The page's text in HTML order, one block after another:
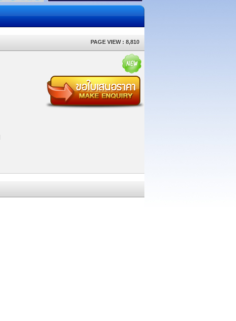
PAGE VIEW : 8,810